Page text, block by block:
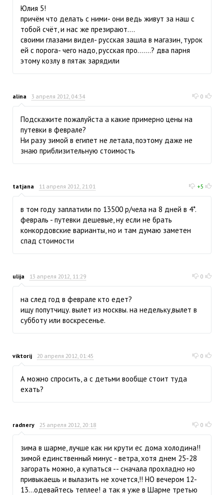
Юлия 5!
причём что делать с ними- они ведь живут за наш с
тобой счёт, и нас же презирают....
своими глазами видел- русская зашла в магазин, турок
ей с порога- чего надо, русская про.......? два парня
этому козлу в пятак зарядили
alina 3 апреля 2012, 04:34 0
Подскажите пожалуйста а какие примерно цены на
путевки в феврале?
Ни разу зимой в египет не летала, поэтому даже не
знаю приблизительную стоимость
tatjana 11 апреля 2012, 21:01 +5
в том году заплатили по 13500 р/чела на 8 дней в 4*.
февраль - путевки дешевые, ну если не брать
конкордовские варианты, но и там думаю заметен
спад стоимости
ulija 13 апреля 2012, 11:29 0
на след год в феврале кто едет?
ищу попутчицу. вылет из москвы. на недельку,вылет в
субботу или воскресенье.
viktorij 20 апреля 2012, 01:45 0
А можно спросить, а с детьми вообще стоит туда
ехать?
radnery 25 апреля 2012, 20:18 0
зима в шарме, лучше как ни крути ес дома холодина!!
зимой единственный минус - ветра, хотя днем 25-28
загорать можно, а купаться -- сначала прохладно но
привыкаешь и вылазить не хочется,!! НО вечером 12-
13...одевайтесь теплее! а так я уже в Шарме третью